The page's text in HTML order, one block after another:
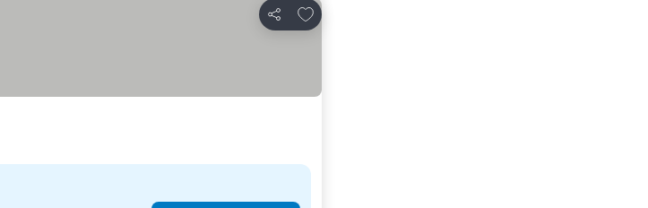
Partager
Ajouter à mes favoris